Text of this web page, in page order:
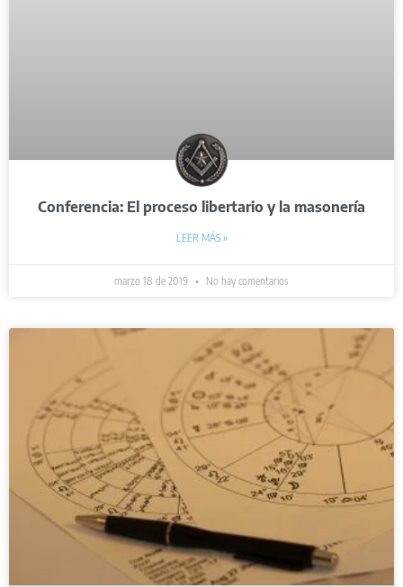
Conferencia: El proceso libertario y la masonería
LEER MÁS »
marzo 18 de 2019 No hay comentarios